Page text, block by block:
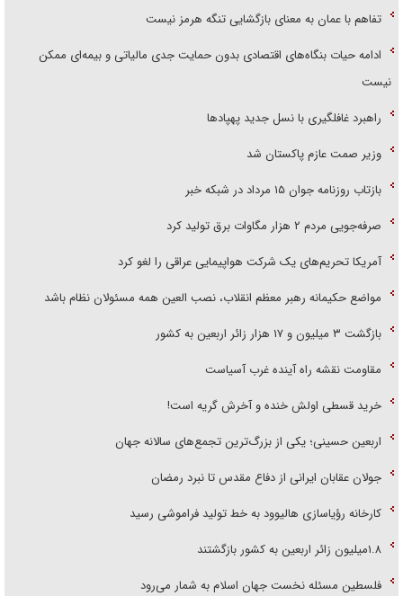
تفاهم با عمان به معنای بازگشایی تنگه هرمز نیست
ادامه حیات بنگاه‌های اقتصادی بدون حمایت جدی مالیاتی و بیمه‌ای ممکن
نیست
راهبرد غافلگیری با نسل جدید پهپاد‌ها
وزیر صمت عازم پاکستان شد
بازتاب روزنامه جوان ۱۵ مرداد در شبکه خبر
صرفه‌جویی مردم ۲ هزار مگاوات برق تولید کرد
آمریکا تحریم‌های یک شرکت هواپیمایی عراقی را لغو کرد
مواضع حکیمانه رهبر معظم انقلاب، نصب العین همه مسئولان نظام باشد
بازگشت ۳ میلیون و ۱۷ هزار زائر اربعین به کشور
مقاومت نقشه راه آینده غرب آسیاست
خرید قسطی اولش خنده و آخرش گریه است!
اربعین حسینی؛ یکی از بزرگ‌ترین تجمع‌های سالانه جهان
جولان عقابان ایرانی از دفاع مقدس تا نبرد رمضان
کارخانه رؤیاسازی هالیوود به خط تولید فراموشی رسید
۱.۸میلیون زائر اربعین به کشور بازگشتند
فلسطین مسئله نخست جهان اسلام به شمار می‌رود